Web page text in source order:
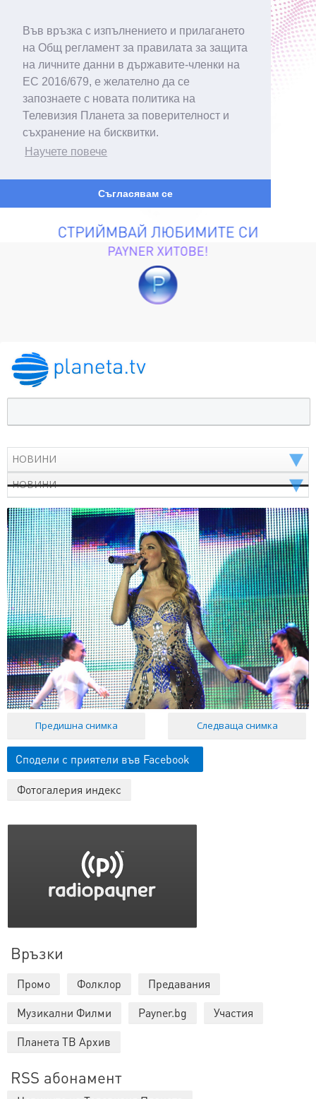
Във връзка с изпълнението и прилагането
на Общ регламент за правилата за защита
на личните данни в държавите-членки на
ЕС 2016/679, е желателно да се
запознаете с новата политика на
Телевизия Планета за поверителност и
съхранение на бисквитки.
Научете повече
Съгласявам се
Предишна снимка Следваща снимка
Сподели с приятели във Facebook
Фотогалерия индекс
Връзки
Промо Фолклор
Предавания
Музикални Филми
Payner.bg
Участия
Планета ТВ Архив
RSS абонамент